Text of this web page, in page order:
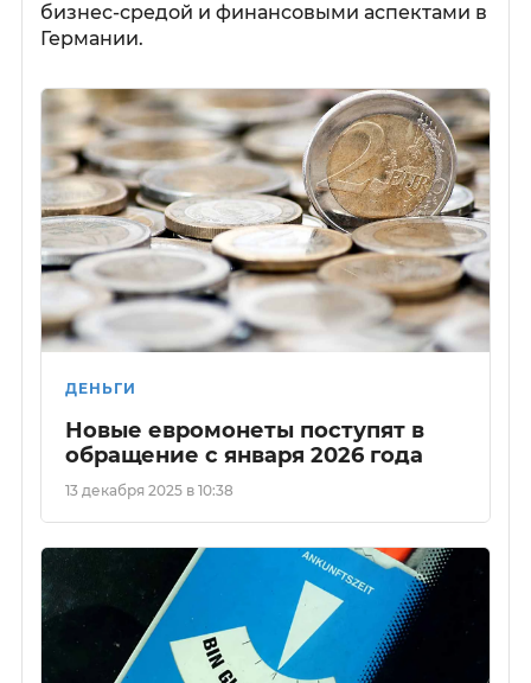
бизнес-средой и финансовыми аспектами в
Германии.
ДЕНЬГИ
Новые евромонеты поступят в
обращение с января 2026 года
13 декабря 2025 в 10:38